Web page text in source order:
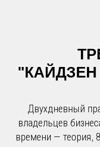
Двухдневный
владельцев
времени — теория,